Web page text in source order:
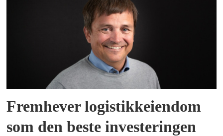
Fremhever logistikkeiendom
som den beste investeringen